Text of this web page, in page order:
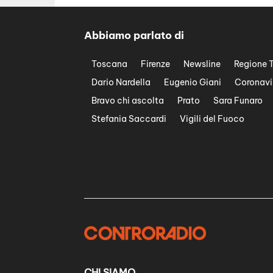
Abbiamo parlato di
Toscana Firenze Newsline
Regione
Dario Nardella
Eugenio Giani
Bravo chi ascolta
Prato
Sara Funaro
Stefania Saccardi
Vigili del Fuoco